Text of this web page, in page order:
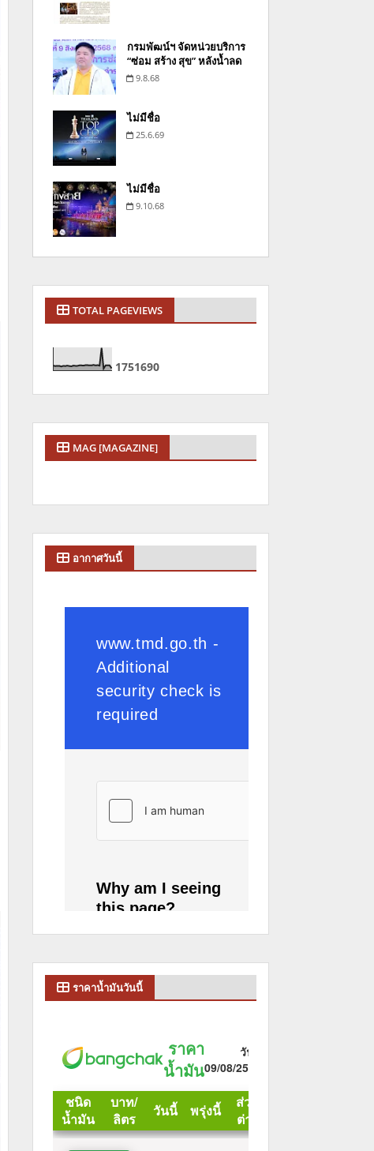
กรมพัฒน์ฯ จัดหน่วยบริการ
“ซ่อม สร้าง สุข” หลังน้ำลด
9.8.68
ไม่มีชื่อ
25.6.69
ไม่มีชื่อ
9.10.68
TOTAL PAGEVIEWS
1751690
MAG [MAGAZINE]
อากาศวันนี้
ราคาน้ำมันวันนี้